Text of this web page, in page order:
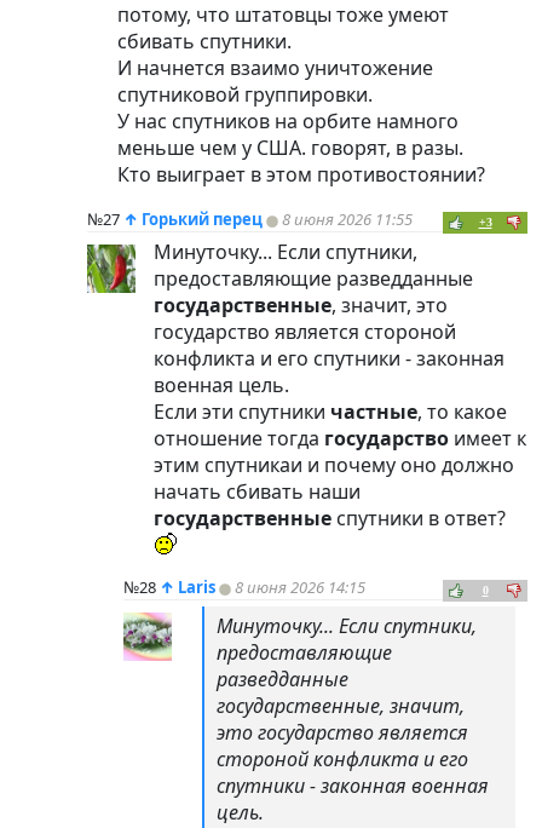
потому, что штатовцы тоже умеют
сбивать спутники.
И начнется взаимо уничтожение
спутниковой группировки.
У нас спутников на орбите намного
меньше чем у США. говорят, в разы.
Кто выиграет в этом противостоянии?
№27 ↑ Горький перец 8 июня 2026 11:55 +3
Минуточку... Если спутники,
предоставляющие разведданные
государственные, значит, это
государство является стороной
конфликта и его спутники - законная
военная цель.
Если эти спутники частные, то какое
отношение тогда государство имеет к
этим спутникаи и почему оно должно
начать сбивать наши
государственные спутники в ответ?
№28 ↑ Laris 8 июня 2026 14:15 0
Минуточку... Если спутники,
предоставляющие
разведданные
государственные, значит,
это государство является
стороной конфликта и его
спутники - законная военная
цель.